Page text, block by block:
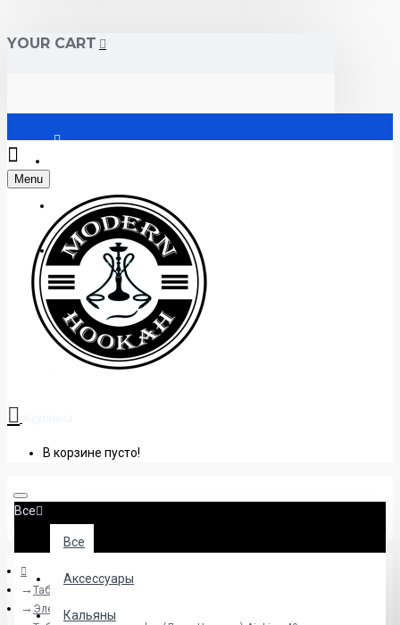
YOUR CART
Регистрация
+38 (095) 945 04 33
Menu
В корзине пусто!
Все
Все
Аксессуары
Кальяны
Табак
Элемент | Воздух